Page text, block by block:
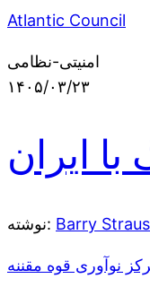
Atlantic Council
امنیتی-نظامی
۱۴۰۵/۰۳/۲۳
ایران
نوشته: Barry
نوآوری قوه مقننه